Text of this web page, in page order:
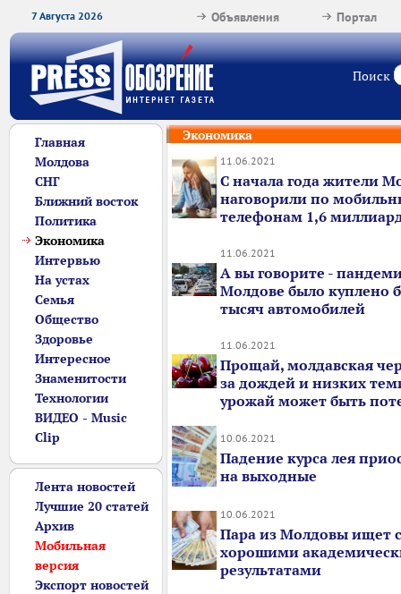
7 Августа 2026 Портал
Объявления
Поиск
Главная
Молдова
СНГ
Ближний восток
Политика
Экономика
Интервью
На устах
Семья
Общество
Здоровье
Интересное
Знаменитости
Технологии
ВИДЕО - Music
Clip
Лента новостей
Лучшие 20 статей
Архив
Мобильная
версия
Экспорт новостей
Экономика
11.06.2021
С начала года жители
наговорили по
телефонам 1,6
11.06.2021
А вы говорите -
Молдове было куплено
тысяч автомобилей
11.06.2021
Прощай, молдавская
за дождей и низких
урожай может быть
10.06.2021
Падение курса лея
на выходные
10.06.2021
Пара из Молдовы ищет
хорошими
результатами